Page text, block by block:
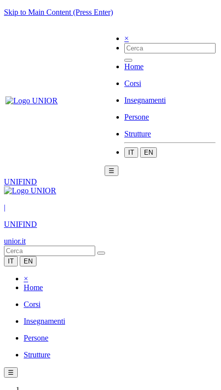
Skip to Main Content (Press Enter)
×
Home
Corsi
Insegnamenti
Persone
Strutture
IT EN
☰
UNIFIND
|
UNIFIND
unior.it
IT EN
×
Home
Corsi
Insegnamenti
Persone
Strutture
☰